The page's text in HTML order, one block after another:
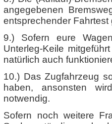
angegebenen
entsprechender Fahrtest
9.) Sofern eure
Unterleg-Keile
natürlich auch
10.) Das Zugfahrzeug
haben, ansonsten
notwendig.
Sofern noch weitere